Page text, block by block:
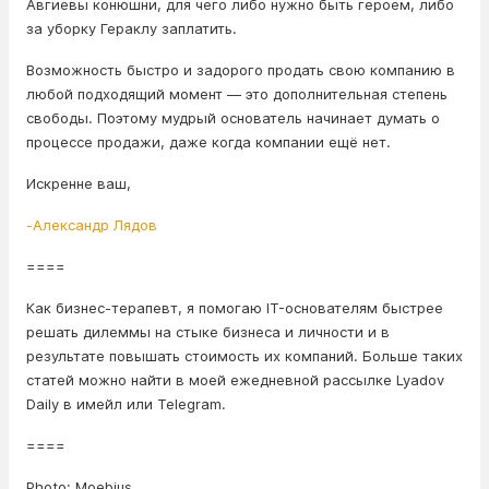
Авгиевы конюшни, для чего либо нужно быть героем, либо
за уборку Гераклу заплатить.
Возможность быстро и задорого продать свою компанию в
любой подходящий момент — это дополнительная степень
свободы. Поэтому мудрый основатель начинает думать о
процессе продажи, даже когда компании ещё нет.
Искренне ваш,
-Александр Лядов
====
Как бизнес-терапевт, я помогаю IT-основателям быстрее
решать дилеммы на стыке бизнеса и личности и в
результате повышать стоимость их компаний. Больше таких
статей можно найти в моей ежедневной рассылке Lyadov
Daily в имейл или Telegram.
====